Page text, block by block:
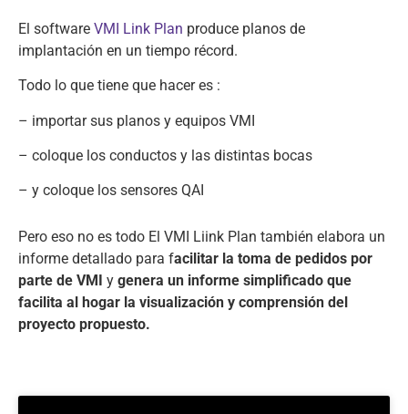
El software VMI Link Plan produce planos de
implantación en un tiempo récord.
Todo lo que tiene que hacer es :
– importar sus planos y equipos VMI
– coloque los conductos y las distintas bocas
– y coloque los sensores QAI
Pero eso no es todo El VMI Liink Plan también elabora un
informe detallado para facilitar la toma de pedidos por
parte de VMI y genera un informe simplificado que
facilita al hogar la visualización y comprensión del
proyecto propuesto.